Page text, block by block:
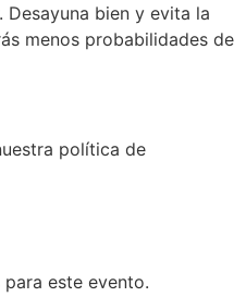
bien y evita la
menos probabilidades de
política de
este evento.